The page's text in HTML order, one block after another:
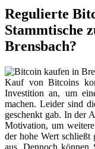
Regulierte
Stammtische
Brensbach?
Kauf von Bitcoins
Investition an, um
machen. Leider sind
geschenkt gab. In der
Motivation, um
der hohe Wert schließt